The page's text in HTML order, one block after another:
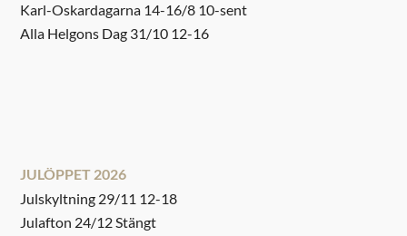
Karl-Oskardagarna 14-16/8 10-sent
Alla Helgons Dag 31/10 12-16
JULÖPPET 2026
Julskyltning 29/11 12-18
Julafton 24/12 Stängt